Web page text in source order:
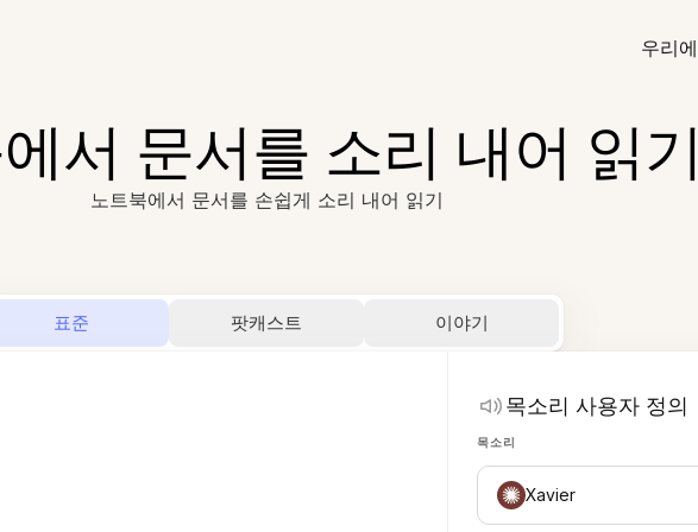
우리
서 문서를 소리 내어 읽기
노트북에서 문서를 손쉽게 소리 내어 읽기
표준 팟캐스트 이야기
목소리 사용자 정의
목소리
Xavier